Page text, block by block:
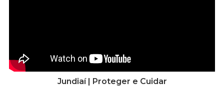
Jundiaí | Proteger e Cuidar